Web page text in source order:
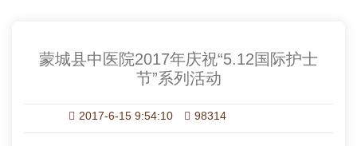
蒙城县中医院2017年庆祝“5.12国际护士
节”系列活动
2017-6-15 9:54:10 98314